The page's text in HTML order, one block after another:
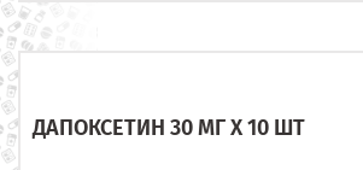
ДАПОКСЕТИН 30 МГ X 10 ШТ